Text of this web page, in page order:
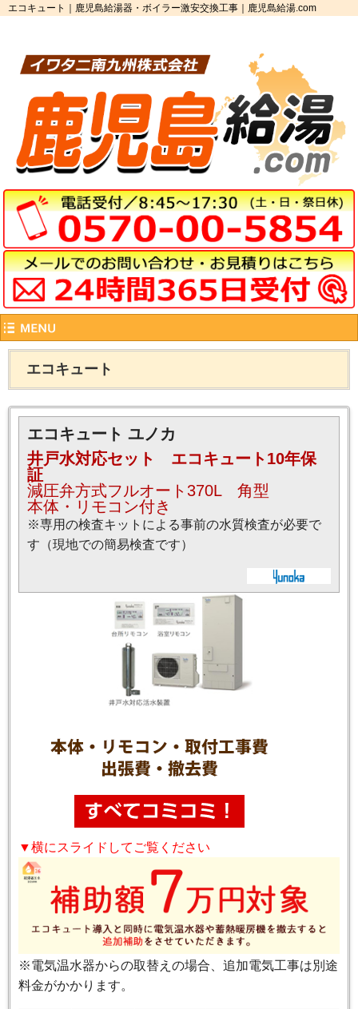
エコキュート｜鹿児島給湯器・ボイラー激安交換工事｜鹿児島給湯.com
エコキュート
エコキュート ユノカ
井戸水対応セット エコキュート10年保
証
減圧弁方式フルオート370L 角型
本体・リモコン付き
※専用の検査キットによる事前の水質検査が必要で
す（現地での簡易検査です）
▼横にスライドしてご覧ください
※電気温水器からの取替えの場合、追加電気工事は別途
料金がかかります。